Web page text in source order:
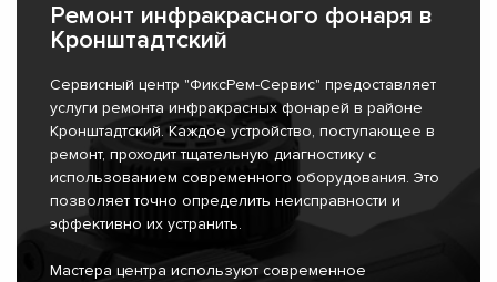
Ремонт инфракрасного фонаря в
Кронштадтский
Сервисный центр "ФиксРем-Сервис" предоставляет
услуги ремонта инфракрасных фонарей в районе
Кронштадтский. Каждое устройство, поступающее в
ремонт, проходит тщательную диагностику с
использованием современного оборудования. Это
позволяет точно определить неисправности и
эффективно их устранить.
Мастера центра используют современное